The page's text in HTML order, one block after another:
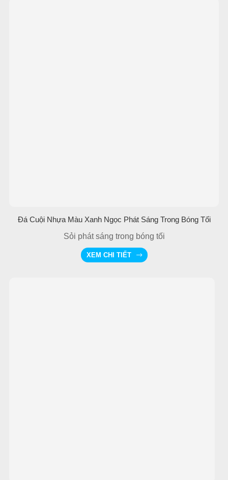
Đá Cuội Nhựa Màu Xanh Ngọc Phát Sáng Trong Bóng Tối
Sỏi phát sáng trong bóng tối
XEM CHI TIẾT